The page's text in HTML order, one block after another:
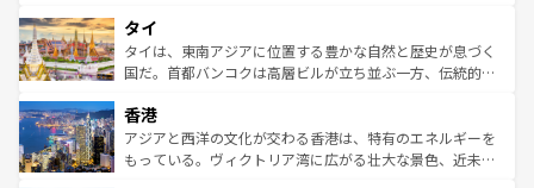
リティに包まれながら、韓国の多彩な魅力を心ゆくまで味
わってみてほしい。 なお、新着の韓国情報はコンテンツ一
覧を参照してほしい。
急速な発展と共に伝統が息づく。ハノイの古い町並みやホ
ーチミン市のフランス統治時代の建物も、独特の雰囲気を
醸し出している。また、バラエティの豊かさとおいしさで
とつ。フォーやバインミー、ベトナムコーヒーなどは、ぜ
ひ現地で味わいたい。どの地域を訪れてもあたたかい人々
が旅行者を迎えてくれるので、きっと忘れられない旅にな
タイ
タイは、東南アジアに位置する豊かな自然と歴史が息づく
国だ。首都バンコクは高層ビルが立ち並ぶ一方、伝統的な
の活気が交差している。北部ではチェンマイなどの山岳地
帯で自然と触れ合い、南部ではプーケットやクラビの美し
いビーチでリゾート気分を楽しむことができる。タイ料理
香港
アジアと西洋の文化が交わる香港は、特有のエネルギーを
もっている。ヴィクトリア湾に広がる壮大な景色、近未来